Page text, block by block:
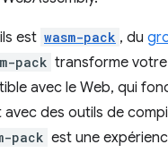
est wasm-pack , du
pack transforme
avec le Web, qui
avec des outils de
pack est une